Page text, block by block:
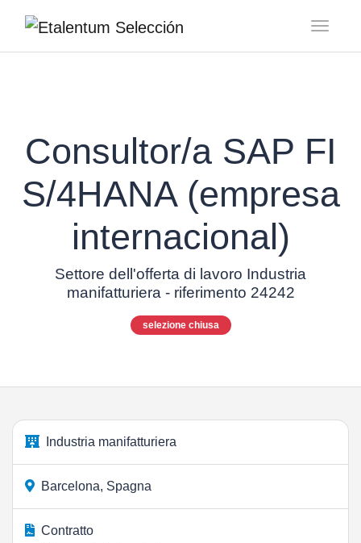
Consultor/a SAP FI
S/4HANA (empresa
internacional)
Settore dell'offerta di lavoro Industria
manifatturiera - riferimento 24242
selezione chiusa
Industria manifatturiera
Barcelona, Spagna
Contratto